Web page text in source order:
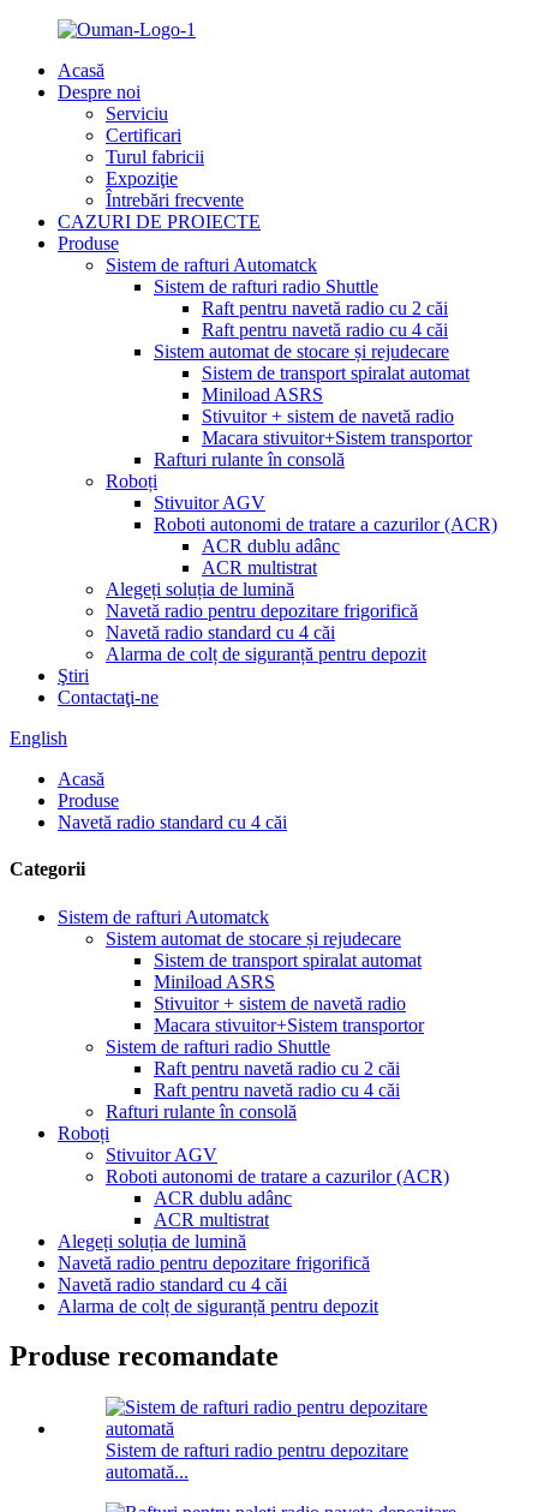
Acasă
Despre noi
Serviciu
Certificari
Turul fabricii
Expoziţie
Întrebări frecvente
CAZURI DE PROIECTE
Produse
Sistem de rafturi Automatck
Sistem de rafturi radio Shuttle
Raft pentru navetă radio cu 2 căi
Raft pentru navetă radio cu 4 căi
Sistem automat de stocare și rejudecare
Sistem de transport spiralat automat
Miniload ASRS
Stivuitor + sistem de navetă radio
Macara stivuitor+Sistem transportor
Rafturi rulante în consolă
Roboți
Stivuitor AGV
Roboti autonomi de tratare a cazurilor (ACR)
ACR dublu adânc
ACR multistrat
Alegeți soluția de lumină
Navetă radio pentru depozitare frigorifică
Navetă radio standard cu 4 căi
Alarma de colț de siguranță pentru depozit
Ştiri
Contactaţi-ne
English
Acasă
Produse
Navetă radio standard cu 4 căi
Categorii
Sistem de rafturi Automatck
Sistem automat de stocare și rejudecare
Sistem de transport spiralat automat
Miniload ASRS
Stivuitor + sistem de navetă radio
Macara stivuitor+Sistem transportor
Sistem de rafturi radio Shuttle
Raft pentru navetă radio cu 2 căi
Raft pentru navetă radio cu 4 căi
Rafturi rulante în consolă
Roboți
Stivuitor AGV
Roboti autonomi de tratare a cazurilor (ACR)
ACR dublu adânc
ACR multistrat
Alegeți soluția de lumină
Navetă radio pentru depozitare frigorifică
Navetă radio standard cu 4 căi
Alarma de colț de siguranță pentru depozit
Produse recomandate
Sistem de rafturi radio pentru depozitare
automată...